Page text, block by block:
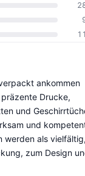
11
ankommen
Drucke,
und
und
werden als vielfältig,
zum Design